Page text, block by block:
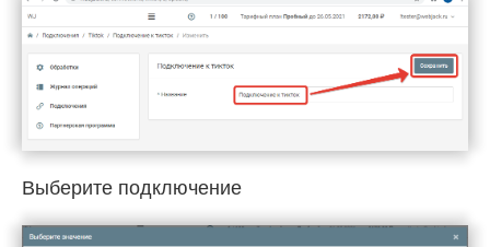
Выберите подключение